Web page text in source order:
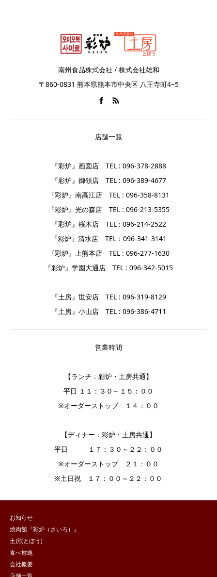
南州食品株式会社 / 株式会社雄和
〒860-0831 熊本県熊本市中央区 八王寺町4−5
店舗一覧
『彩炉』画図店 TEL : 096-378-2888
『彩炉』御領店 TEL : 096-389-4677
『彩炉』南高江店 TEL : 096-358-8131
『彩炉』光の森店 TEL : 096-213-5355
『彩炉』桜木店 TEL : 096-214-2522
『彩炉』清水店 TEL：096-341-3141
『彩炉』上熊本店 TEL : 096-277-1630
『彩炉』学園大通店 TEL : 096-342-5015
『土房』世安店 TEL : 096-319-8129
『土房』小山店 TEL : 096-386-4711
営業時間
【ランチ：彩炉・土房共通】
平日 １１：３０～１５：００
※オーダーストップ １４：００
【ディナー：彩炉・土房共通】
平日 １７：３０～２２：００
※オーダーストップ ２１：００
※土日祝 １７：００～２２：００
お知らせ
焼肉館『彩炉（さいろ）』
土房(とぼう)
食べ放題
会社概要